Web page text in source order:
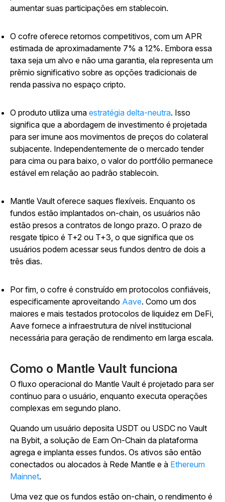
aumentar suas participações em stablecoin.
O cofre oferece retornos competitivos, com um APR
estimada de aproximadamente 7% a 12%. Embora essa
taxa seja um alvo e não uma garantia, ela representa um
prêmio significativo sobre as opções tradicionais de
renda passiva no espaço cripto.
O produto utiliza uma estratégia delta-neutra. Isso
significa que a abordagem de investimento é projetada
para ser imune aos movimentos de preços do colateral
subjacente. Independentemente de o mercado tender
para cima ou para baixo, o valor do portfólio permanece
estável em relação ao padrão stablecoin.
Mantle Vault oferece saques flexíveis. Enquanto os
fundos estão implantados on-chain, os usuários não
estão presos a contratos de longo prazo. O prazo de
resgate típico é T+2 ou T+3, o que significa que os
usuários podem acessar seus fundos dentro de dois a
três dias.
Por fim, o cofre é construído em protocolos confiáveis,
especificamente aproveitando Aave. Como um dos
maiores e mais testados protocolos de liquidez em DeFi,
Aave fornece a infraestrutura de nível institucional
necessária para geração de rendimento em larga escala.
Como o Mantle Vault funciona
O fluxo operacional do Mantle Vault é projetado para ser
contínuo para o usuário, enquanto executa operações
complexas em segundo plano.
Quando um usuário deposita USDT ou USDC no Vault
na Bybit, a solução de Earn On-Chain da plataforma
agrega e implanta esses fundos. Os ativos são então
conectados ou alocados à Rede Mantle e à Ethereum
Mainnet.
Uma vez que os fundos estão on-chain, o rendimento é